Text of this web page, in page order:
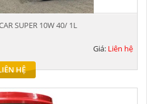
SUPER 10W 40/ 1L
Giá: Liên hệ
HỆ